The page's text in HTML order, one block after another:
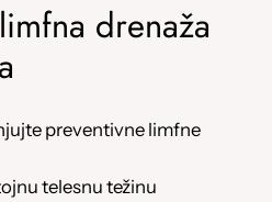
drenaža
preventivne limfne
telesnu težinu